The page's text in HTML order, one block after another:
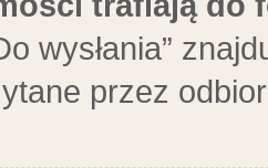
wysłania”
przez